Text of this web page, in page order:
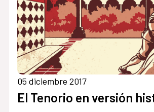
05 diciembre 2017
El Tenorio en versión